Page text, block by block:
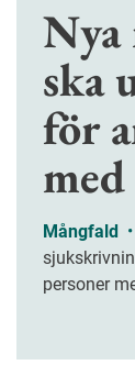
ska
för
Mångfald •
personer